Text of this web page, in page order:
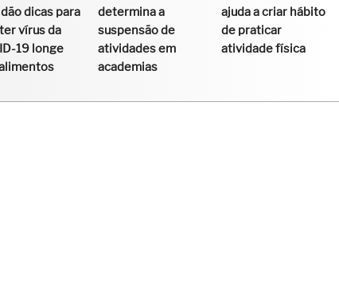
dão dicas para
vírus da
19 longe
determina a
suspensão de
atividades em
academias
ajuda a criar hábito
de praticar
atividade física